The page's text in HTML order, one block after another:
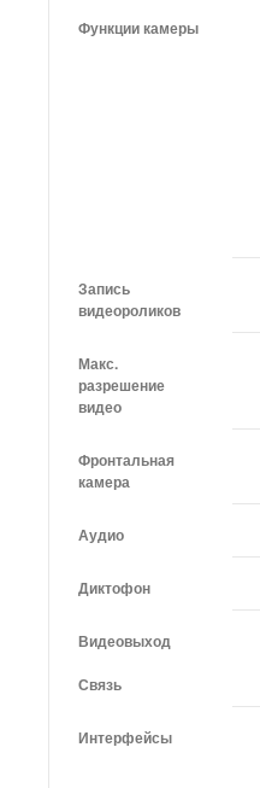
Функции камеры
Запись
видеороликов
Макс.
разрешение
видео
Фронтальная
камера
Аудио
Диктофон
Видеовыход
Связь
Интерфейсы